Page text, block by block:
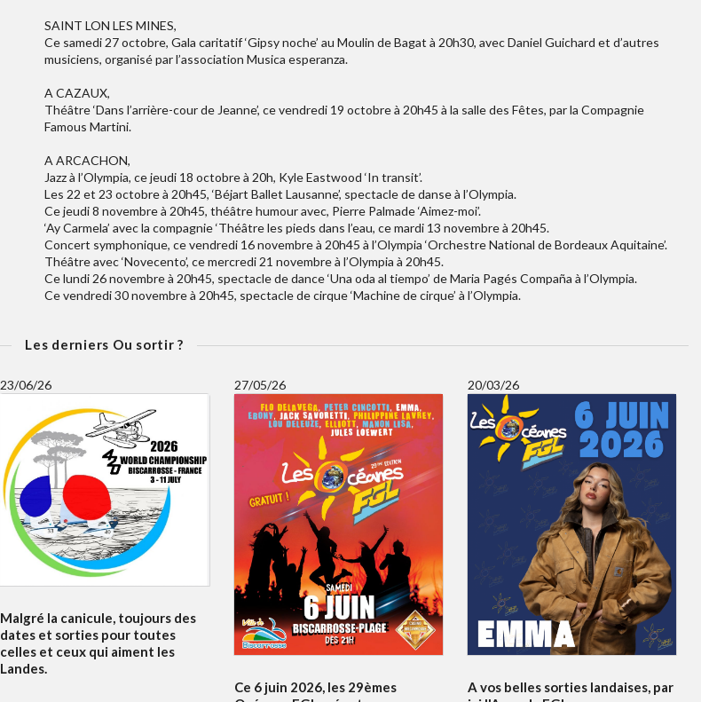
SAINT LON LES MINES,
Ce samedi 27 octobre, Gala caritatif ‘Gipsy noche’ au Moulin de Bagat à 20h30, avec Daniel Guichard et d’autres
musiciens, organisé par l’association Musica esperanza.
A CAZAUX,
Théâtre ‘Dans l’arrière-cour de Jeanne’, ce vendredi 19 octobre à 20h45 à la salle des Fêtes, par la Compagnie
Famous Martini.
A ARCACHON,
Jazz à l’Olympia, ce jeudi 18 octobre à 20h, Kyle Eastwood ‘In transit’.
Les 22 et 23 octobre à 20h45, ‘Béjart Ballet Lausanne’, spectacle de danse à l’Olympia.
Ce jeudi 8 novembre à 20h45, théâtre humour avec, Pierre Palmade ‘Aimez-moi’.
‘Ay Carmela’ avec la compagnie ‘Théâtre les pieds dans l’eau, ce mardi 13 novembre à 20h45.
Concert symphonique, ce vendredi 16 novembre à 20h45 à l’Olympia ‘Orchestre National de Bordeaux Aquitaine’.
Théâtre avec ‘Novecento’, ce mercredi 21 novembre à l’Olympia à 20h45.
Ce lundi 26 novembre à 20h45, spectacle de dance ‘Una oda al tiempo’ de Maria Pagés Compaña à l’Olympia.
Ce vendredi 30 novembre à 20h45, spectacle de cirque ‘Machine de cirque’ à l’Olympia.
Les derniers Ou sortir ?
23/06/26
Malgré la canicule, toujours des
dates et sorties pour toutes
celles et ceux qui aiment les
Landes.
27/05/26
Ce 6 juin 2026, les 29èmes
20/03/26
A vos belles sorties landaises, par